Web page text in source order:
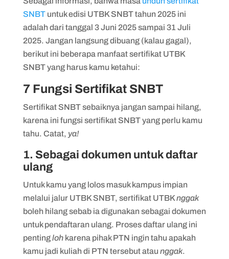
SNBTuntuk edisi UTBK SNBT tahun 2025 ini
adalah dari tanggal 3 Juni 2025 sampai 31 Juli
2025. Jangan langsung dibuang (kalau gagal),
berikut ini beberapa manfaat sertifikat UTBK
SNBT yang harus kamu ketahui:
7 Fungsi Sertifikat SNBT
Sertifikat SNBT sebaiknya jangan sampai hilang,
karena ini fungsi sertifikat SNBT yang perlu kamu
tahu. Catat, ya!
1. Sebagai dokumen untuk daftar
ulang
Untuk kamu yang lolos masuk kampus impian
melalui jalur UTBK SNBT, sertifikat UTBKnggak
boleh hilang sebab ia digunakan sebagai dokumen
untuk pendaftaran ulang. Proses daftar ulang ini
pentinglohkarena pihak PTN ingin tahu apakah
kamu jadi kuliah di PTN tersebut atau nggak.